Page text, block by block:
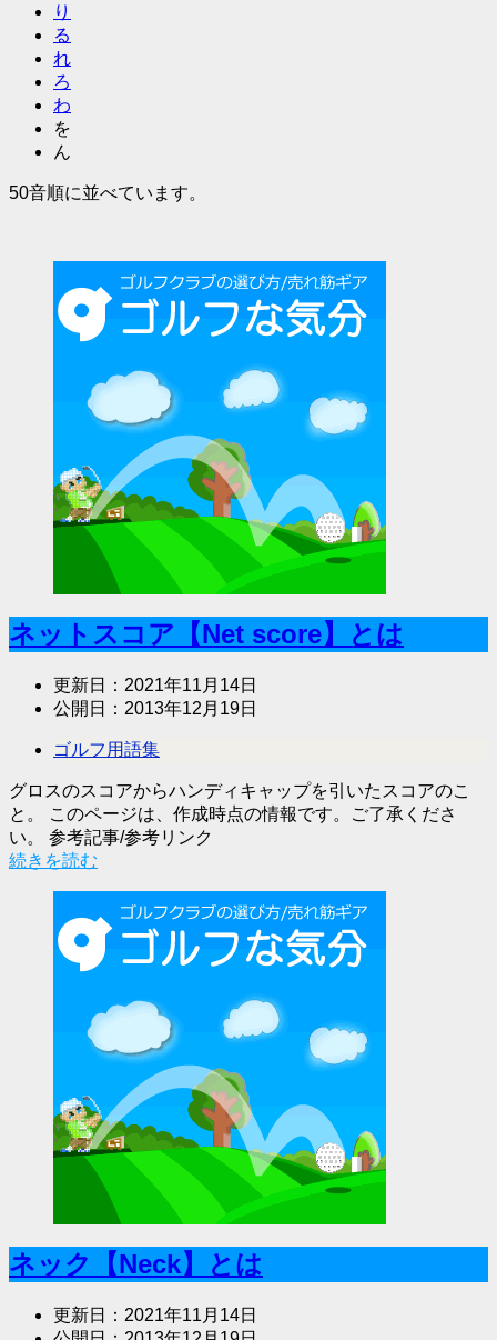
り
る
れ
ろ
わ
を
ん
50音順に並べています。
ネットスコア【Net score】とは
更新日： 2021年11月14日
公開日： 2013年12月19日
ゴルフ用語集
グロスのスコアからハンディキャップを引いたスコアのこ
と。 このページは、作成時点の情報です。ご了承くださ
い。 参考記事/参考リンク
続きを読む
ネック【Neck】とは
更新日： 2021年11月14日